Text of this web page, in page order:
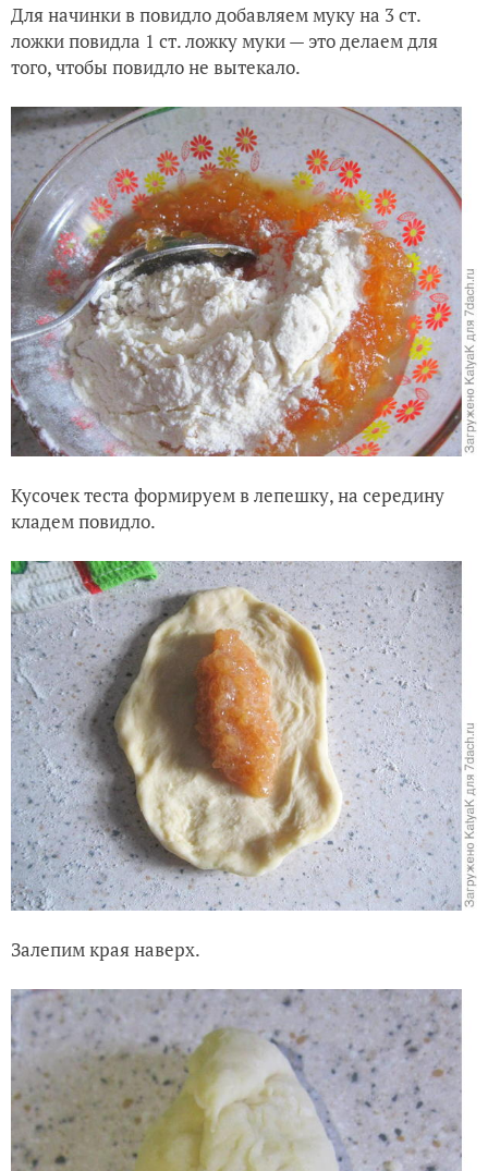
Для начинки в повидло добавляем муку на 3 ст.
ложки повидла 1 ст. ложку муки — это делаем для
того, чтобы повидло не вытекало.
Кусочек теста формируем в лепешку, на середину
кладем повидло.
Залепим края наверх.